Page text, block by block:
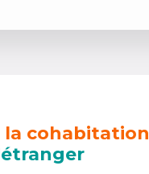
la cohabitation